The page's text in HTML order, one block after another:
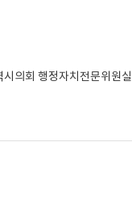
의회 행정자치전문위원